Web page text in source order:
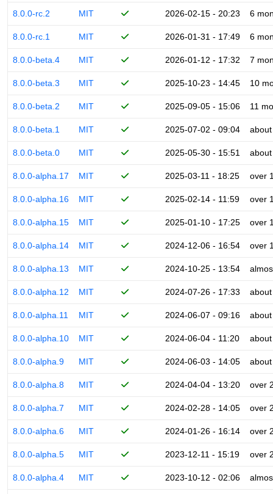
8.0.0-rc.2 MIT 2026-02-15 - 20:23 6
8.0.0-rc.1 MIT 2026-01-31 - 17:49 6
8.0.0-beta.4 MIT 2026-01-12 - 17:32 7
8.0.0-beta.3 MIT 2025-10-23 - 14:45 10
8.0.0-beta.2 MIT 2025-09-05 - 15:06 11
8.0.0-beta.1 MIT 2025-07-02 - 09:04
8.0.0-beta.0 MIT 2025-05-30 - 15:51
8.0.0-alpha.17 MIT 2025-03-11 - 18:25 over
8.0.0-alpha.16 MIT 2025-02-14 - 11:59 over
8.0.0-alpha.15 MIT 2025-01-10 - 17:25 over
8.0.0-alpha.14 MIT 2024-12-06 - 16:54 over
8.0.0-alpha.13 MIT 2024-10-25 - 13:54
8.0.0-alpha.12 MIT 2024-07-26 - 17:33
8.0.0-alpha.11 MIT 2024-06-07 - 09:16
8.0.0-alpha.10 MIT 2024-06-04 - 11:20
8.0.0-alpha.9 MIT 2024-06-03 - 14:05
8.0.0-alpha.8 MIT 2024-04-04 - 13:20 over
8.0.0-alpha.7 MIT 2024-02-28 - 14:05 over
8.0.0-alpha.6 MIT 2024-01-26 - 16:14 over
8.0.0-alpha.5 MIT 2023-12-11 - 15:19 over
8.0.0-alpha.4 MIT 2023-10-12 - 02:06